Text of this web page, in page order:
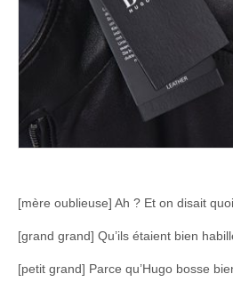
[mère oublieuse] Ah ? Et on disait
[grand grand] Qu’ils étaient bien
[petit grand] Parce qu’Hugo bosse